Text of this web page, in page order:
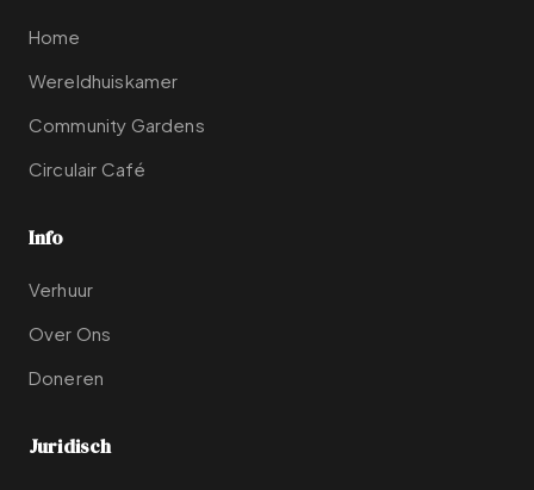
Home
Wereldhuiskamer
Community Gardens
Circulair Café
Info
Verhuur
Over Ons
Doneren
Juridisch